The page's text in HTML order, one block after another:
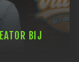
BIJ